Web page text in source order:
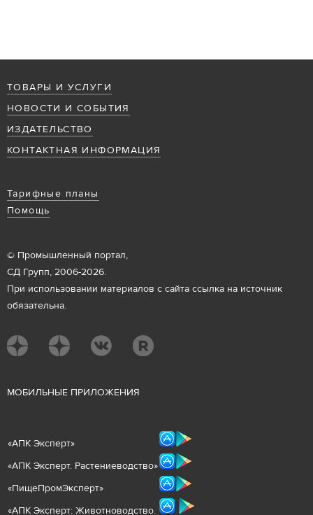
ТОВАРЫ И УСЛУГИ
НОВОСТИ И СОБЫТИЯ
ИЗДАТЕЛЬСТВО
КОНТАКТНАЯ ИНФОРМАЦИЯ
Тарифные планы
Помощь
© Промышленный портал,
СД Групп, 2006-2026.
При использовании материалов с сайта ссылка на источник
обязательна.
МОБИЛЬНЫЕ ПРИЛОЖЕНИЯ
«АПК Эксперт»
«АПК Эксперт. Растениеводство»
«ПищеПромЭксперт»
«АПК Эксперт: Животноводство.